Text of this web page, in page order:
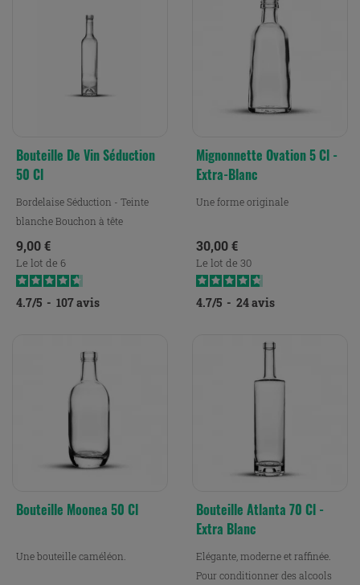
Bouteille De Vin Séduction
50 Cl
Bordelaise Séduction - Teinte
blanche Bouchon à tête
Prix
9,00 €
Le lot de 6
4.7/5 - 107avis
Mignonnette Ovation 5 Cl -
Extra-Blanc
Une forme originale
Prix
30,00 €
Le lot de 30
4.7/5 - 24avis
Bouteille Moonea 50 Cl
Une bouteille caméléon.
Bouteille Atlanta 70 Cl -
Extra Blanc
Elégante, moderne et raffinée.
Pour conditionner des alcools